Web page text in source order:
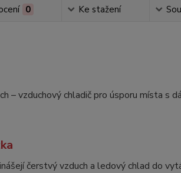
0 Ke stažení
– vzduchový chladič pro úsporu místa s
čerstvý vzduch a ledový chlad do